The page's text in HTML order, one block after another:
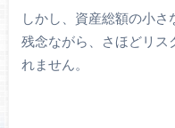
しかし、資産総額の小さ
残念ながら、さほどリス
れません。